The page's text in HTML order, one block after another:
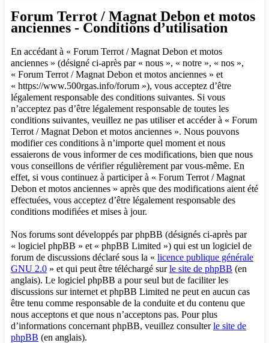
Forum Terrot / Magnat Debon et motos
anciennes - Conditions d’utilisation
En accédant à « Forum Terrot / Magnat Debon et motos
anciennes » (désigné ci-après par « nous », « notre », « nos »,
« Forum Terrot / Magnat Debon et motos anciennes » et
« https://www.500rgas.info/forum »), vous acceptez d’être
légalement responsable des conditions suivantes. Si vous
n’acceptez pas d’être légalement responsable de toutes les
conditions suivantes, veuillez ne pas utiliser et accéder à « Forum
Terrot / Magnat Debon et motos anciennes ». Nous pouvons
modifier ces conditions à n’importe quel moment et nous
essaierons de vous informer de ces modifications, bien que nous
vous conseillons de vérifier régulièrement par vous-même. En
effet, si vous continuez à participer à « Forum Terrot / Magnat
Debon et motos anciennes » après que des modifications aient été
effectuées, vous acceptez d’être légalement responsable des
conditions modifiées et mises à jour.
Nos forums sont développés par phpBB (désignés ci-après par
« logiciel phpBB » et « phpBB Limited ») qui est un logiciel de
forum de discussions déclaré sous la « licence publique générale
GNU 2.0 » et qui peut être téléchargé surle site de phpBB (en
anglais). Le logiciel phpBB a pour seul but de faciliter les
discussions sur internet et phpBB Limited ne peut en aucun cas
être tenu comme responsable de la conduite et du contenu que
nous acceptons et que nous n’acceptons pas. Pour plus
d’informations concernant phpBB, veuillez consulterle site de
phpBB (en anglais).